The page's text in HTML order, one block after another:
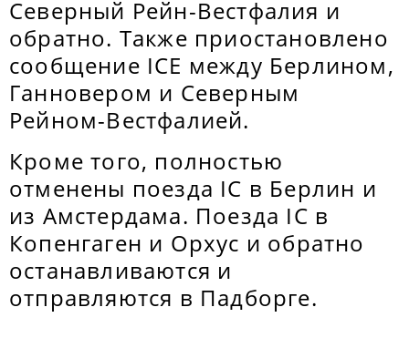
Северный Рейн-Вестфалия и
обратно. Также приостановлено
сообщение ICE между Берлином,
Ганновером и Северным
Рейном-Вестфалией.
Кроме того, полностью
отменены поезда IC в Берлин и
из Амстердама. Поезда IC в
Копенгаген и Орхус и обратно
останавливаются и
отправляются в Падборге.